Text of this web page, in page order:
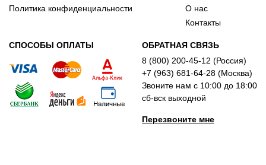
Политика конфиденциальности
О нас
Контакты
СПОСОБЫ ОПЛАТЫ
ОБРАТНАЯ СВЯЗЬ
8 (800) 200-45-12 (Россия)
+7 (963) 681-64-28 (Москва)
Звоните нам с 10:00 до 18:00
сб-вск выходной
Перезвоните мне